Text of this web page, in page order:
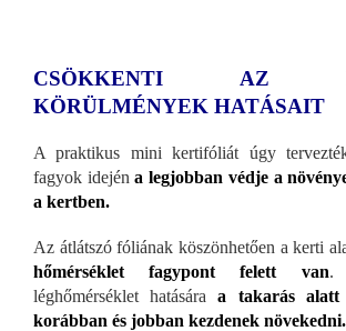
CSÖKKENTI AZ
KÖRÜLMÉNYEK HATÁSAIT
A praktikus mini kertifóliát úgy
fagyok idejéna legjobban védje a
a kertben.
Az átlátszó fóliának köszönhetően a kerti
hőmérséklet fagypont felett van.
léghőmérséklet hatásáraa takarás alatt
korábban és jobban kezdenek növekedni.